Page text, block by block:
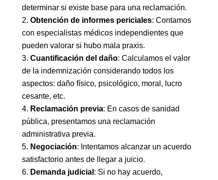
determinar si existe base para una reclamación.
Obtención de informes periciales: Contamos
con especialistas médicos independientes que
pueden valorar si hubo mala praxis.
Cuantificación del daño: Calculamos el valor
de la indemnización considerando todos los
aspectos: daño físico, psicológico, moral, lucro
cesante, etc.
Reclamación previa: En casos de sanidad
pública, presentamos una reclamación
administrativa previa.
Negociación: Intentamos alcanzar un acuerdo
satisfactorio antes de llegar a juicio.
Demanda judicial : Si no hay acuerdo,